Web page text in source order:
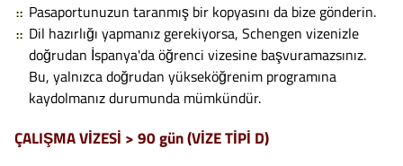
Pasaportunuzun taranmış bir kopyasını da bize gönderin.
Dil hazırlığı yapmanız gerekiyorsa, Schengen vizenizle
doğrudan İspanya'da öğrenci vizesine başvuramazsınız.
Bu, yalnızca doğrudan yükseköğrenim programına
kaydolmanız durumunda mümkündür.
ÇALIŞMA VİZESİ > 90 gün (VİZE TİPİ D)